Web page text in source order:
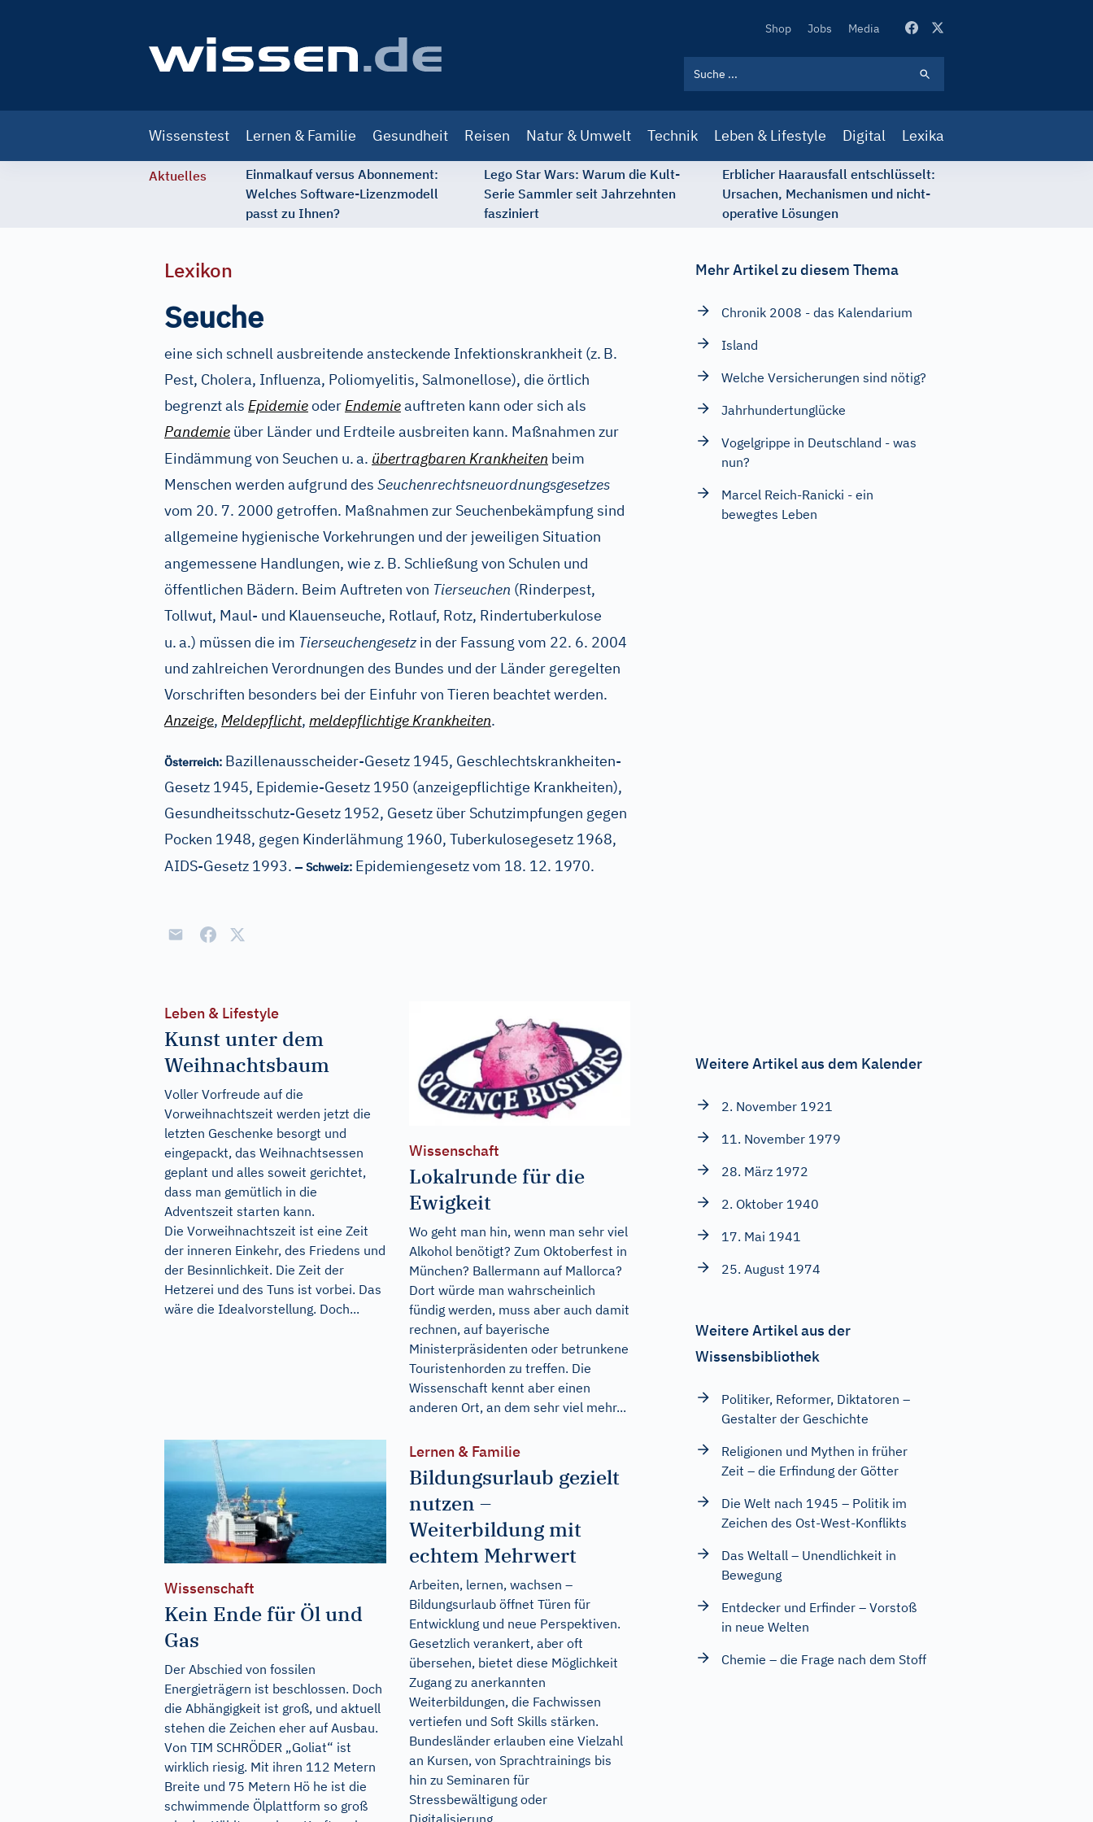
Secondary
Shop Jobs Media
navigation
Wissenstest Lernen & Familie Gesundheit Reisen Natur & Umwelt Technik Leben & Lifestyle Digital Lexika
Aktuelles
Einmalkauf versus Abonnement:
Welches Software-Lizenzmodell
passt zu Ihnen?
Lego Star Wars: Warum die Kult-
Serie Sammler seit Jahrzehnten
fasziniert
Erblicher Haarausfall entschlüsselt:
Ursachen, Mechanismen und nicht-
operative Lösungen
Lexikon
Seuche
eine sich schnell ausbreitende ansteckende Infektionskrankheit (z. B.
Pest, Cholera, Influenza, Poliomyelitis, Salmonellose), die örtlich
begrenzt als EpidemieoderEndemieauftreten kann oder sich als
Pandemie über Länder und Erdteile ausbreiten kann. Maßnahmen zur
Eindämmung von Seuchen u.a. übertragbaren Krankheiten beim
Menschen werden aufgrund des Seuchenrechtsneuordnungsgesetzes
vom 20. 7. 2000 getroffen. Maßnahmen zur Seuchenbekämpfung sind
allgemeine hygienische Vorkehrungen und der jeweiligen Situation
angemessene Handlungen, wie z. B. Schließung von Schulen und
öffentlichen Bädern. Beim Auftreten von Tierseuchen (Rinderpest,
Tollwut, Maul- und Klauenseuche, Rotlauf, Rotz, Rindertuberkulose
u.a.) müssen die im Tierseuchengesetzin der Fassung vom 22. 6. 2004
und zahlreichen Verordnungen des Bundes und der Länder geregelten
Vorschriften besonders bei der Einfuhr von Tieren beachtet werden.
Anzeige, Meldepflicht, meldepflichtige Krankheiten.
Österreich: Bazillenausscheider-Gesetz 1945, Geschlechtskrankheiten-
Gesetz 1945, Epidemie-Gesetz 1950 (anzeigepflichtige Krankheiten),
Gesundheitsschutz-Gesetz 1952, Gesetz über Schutzimpfungen gegen
Pocken 1948, gegen Kinderlähmung 1960, Tuberkulosegesetz 1968,
AIDS-Gesetz 1993.– Schweiz: Epidemiengesetz vom 18. 12. 1970.
Leben & Lifestyle
Kunst unter dem
Weihnachtsbaum
Voller Vorfreude auf die
Vorweihnachtszeit werden jetzt die
letzten Geschenke besorgt und
eingepackt, das Weihnachtsessen
geplant und alles soweit gerichtet,
dass man gemütlich in die
Adventszeit starten kann.
Die Vorweihnachtszeit ist eine Zeit
der inneren Einkehr, des Friedens und
der Besinnlichkeit. Die Zeit der
Hetzerei und des Tuns ist vorbei. Das
wäre die Idealvorstellung. Doch...
Wissenschaft
Lokalrunde für die
Ewigkeit
Wo geht man hin, wenn man sehr viel
Alkohol benötigt? Zum Oktoberfest in
München? Ballermann auf Mallorca?
Dort würde man wahrscheinlich
fündig werden, muss aber auch damit
rechnen, auf bayerische
Ministerpräsidenten oder betrunkene
Touristenhorden zu treffen. Die
Wissenschaft kennt aber einen
anderen Ort, an dem sehr viel mehr...
Wissenschaft
Kein Ende für Öl und
Gas
Der Abschied von fossilen
Energieträgern ist beschlossen. Doch
die Abhängigkeit ist groß, und aktuell
stehen die Zeichen eher auf Ausbau.
Von TIM SCHRÖDER „Goliat“ ist
wirklich riesig. Mit ihren 112 Metern
Breite und 75 Metern Hö he ist die
schwimmende Ölplattform so groß
Lernen & Familie
Bildungsurlaub gezielt
nutzen –
Weiterbildung mit
echtem Mehrwert
Arbeiten, lernen, wachsen –
Bildungsurlaub öffnet Türen für
Entwicklung und neue Perspektiven.
Gesetzlich verankert, aber oft
übersehen, bietet diese Möglichkeit
Zugang zu anerkannten
Weiterbildungen, die Fachwissen
vertiefen und Soft Skills stärken.
Bundesländer erlauben eine Vielzahl
an Kursen, von Sprachtrainings bis
hin zu Seminaren für
Stressbewältigung oder
Digitalisierung.
Mehr Artikel zu diesem Thema
Chronik 2008 - das Kalendarium
Island
Welche Versicherungen sind nötig?
Jahrhundertunglücke
Vogelgrippe in Deutschland - was
nun?
Marcel Reich-Ranicki - ein
bewegtes Leben
Weitere Artikel aus dem Kalender
2. November 1921
11. November 1979
28. März 1972
2. Oktober 1940
17. Mai 1941
25. August 1974
Weitere Artikel aus der
Wissensbibliothek
Politiker, Reformer, Diktatoren –
Gestalter der Geschichte
Religionen und Mythen in früher
Zeit – die Erfindung der Götter
Die Welt nach 1945 – Politik im
Zeichen des Ost-West-Konflikts
Das Weltall – Unendlichkeit in
Bewegung
Entdecker und Erfinder – Vorstoß
in neue Welten
Chemie – die Frage nach dem Stoff